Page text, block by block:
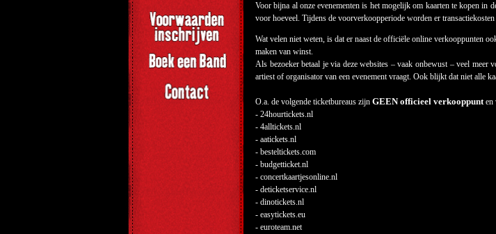
Voor bijna al onze evenementen is het mogelijk om kaarten te kopen in
voor hoeveel. Tijdens de voorverkoopperiode worden er
Wat velen niet weten, is dat er naast de officiële online verkooppunten
maken van winst.
Als bezoeker betaal je via deze websites – vaak onbewust – veel meer
artiest of organisator van een evenement vraagt. Ook blijkt dat niet alle
O.a. de volgende ticketbureaus zijn GEEN officieel verkooppunten
- 24hourtickets.nl
- 4alltickets.nl
- aatickets.nl
- besteltickets.com
- budgetticket.nl
- concertkaartjesonline.nl
- deticketservice.nl
- dinotickets.nl
- easytickets.eu
- euroteam.net